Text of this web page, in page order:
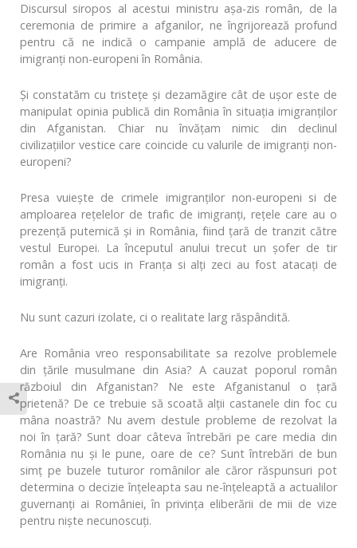
Discursul siropos al acestui ministru așa-zis român, de la
ceremonia de primire a afganilor, ne îngrijorează profund
pentru că ne indică o campanie amplă de aducere de
imigranți non-europeni în România.
Și constatăm cu tristețe și dezamăgire cât de ușor este de
manipulat opinia publică din România în situația imigranților
din Afganistan. Chiar nu învățam nimic din declinul
civilizațiilor vestice care coincide cu valurile de imigranți non-
europeni?
Presa vuiește de crimele imigranților non-europeni si de
amploarea rețelelor de trafic de imigranți, rețele care au o
prezență puternică și in România, fiind țară de tranzit către
vestul Europei. La începutul anului trecut un șofer de tir
român a fost ucis in Franța si alți zeci au fost atacați de
imigranți.
Nu sunt cazuri izolate, ci o realitate larg răspândită.
Are România vreo responsabilitate sa rezolve problemele
din țările musulmane din Asia? A cauzat poporul român
războiul din Afganistan? Ne este Afganistanul o țară
prietenă? De ce trebuie să scoată alții castanele din foc cu
mâna noastră? Nu avem destule probleme de rezolvat la
noi în țară? Sunt doar câteva întrebări pe care media din
România nu și le pune, oare de ce? Sunt întrebări de bun
simț pe buzele tuturor românilor ale căror răspunsuri pot
determina o decizie înțeleapta sau ne-înțeleaptă a actualilor
guvernanți ai României, în privința eliberării de mii de vize
pentru niște necunoscuți.